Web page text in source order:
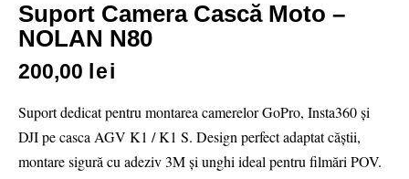
Suport Camera Cască Moto –
NOLAN N80
200,00 lei
Suport dedicat pentru montarea camerelor GoPro, Insta360 și
DJI pe casca AGV K1 / K1 S. Design perfect adaptat căștii,
montare sigură cu adeziv 3M și unghi ideal pentru filmări POV.